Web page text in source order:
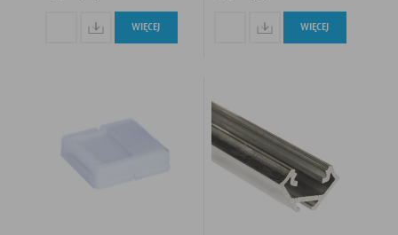
WIĘCEJ WIĘCEJ